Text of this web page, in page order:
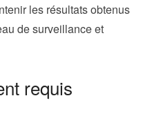
les résultats obtenus
de surveillance et
requis